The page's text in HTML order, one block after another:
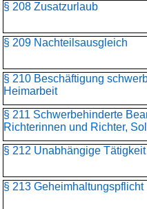
§ 208 Zusatzurlaub
§ 209 Nachteilsausgleich
§ 210 Beschäftigung
Heimarbeit
§ 211 Schwerbehinderte
Richterinnen und Richter,
§ 212 Unabhängige Tätigkeit
§ 213 Geheimhaltungspflicht